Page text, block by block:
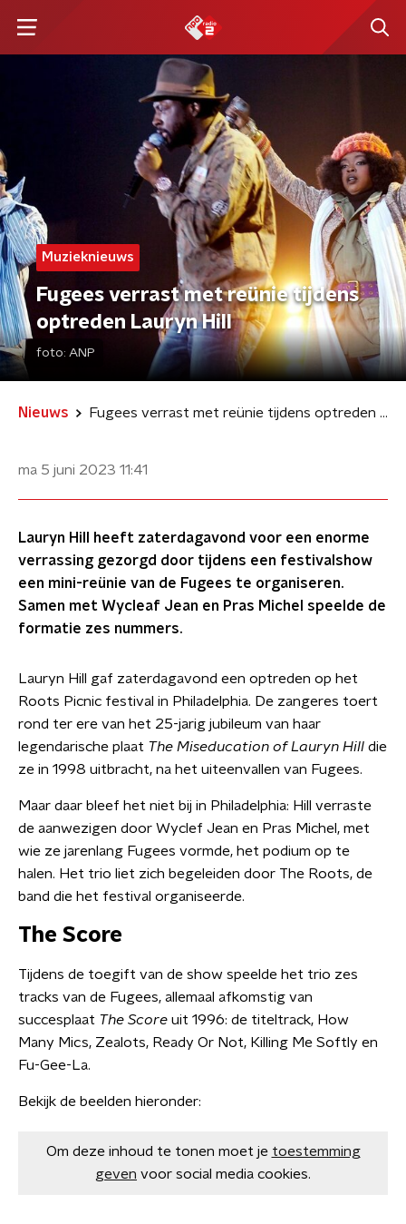
Muzieknieuws
Fugees verrast met reünie tijdens
optreden Lauryn Hill
foto: ANP
Nieuws Fugees verrast met reünie tijdens optreden Lauryn Hill
ma 5 juni 2023 11:41
Lauryn Hill heeft zaterdagavond voor een enorme
verrassing gezorgd door tijdens een festivalshow
een mini-reünie van de Fugees te organiseren.
Samen met Wycleaf Jean en Pras Michel speelde de
formatie zes nummers.
Lauryn Hill gaf zaterdagavond een optreden op het
Roots Picnic festival in Philadelphia. De zangeres toert
rond ter ere van het 25-jarig jubileum van haar
legendarische plaat The Miseducation of Lauryn Hill die
ze in 1998 uitbracht, na het uiteenvallen van Fugees.
Maar daar bleef het niet bij in Philadelphia: Hill verraste
de aanwezigen door Wyclef Jean en Pras Michel, met
wie ze jarenlang Fugees vormde, het podium op te
halen. Het trio liet zich begeleiden door The Roots, de
band die het festival organiseerde.
The Score
Tijdens de toegift van de show speelde het trio zes
tracks van de Fugees, allemaal afkomstig van
succesplaat The Score uit 1996: de titeltrack, How
Many Mics, Zealots, Ready Or Not, Killing Me Softly en
Fu-Gee-La.
Bekijk de beelden hieronder:
Om deze inhoud te tonen moet je toestemming
geven voor social media cookies.